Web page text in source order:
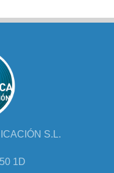
S.L.
1D